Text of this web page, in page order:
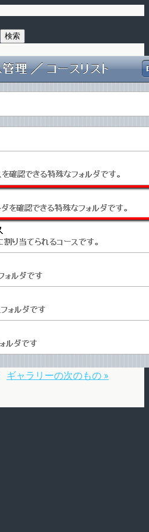
ギャラリーの次のもの »